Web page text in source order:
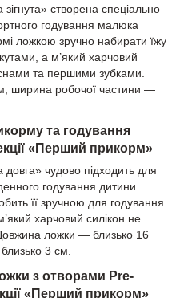
створена спеціально
годування малюка
ложкою зручно набирати їжу
а м’який харчовий
та першими зубками.
ширина робочої частини —
та годування
«Перший прикорм»
чудово підходить для
годування дитини
її зручною для годування
харчовий силікон не
ложки — близько 16
3 см.
з отворами Pre-
«Перший прикорм»